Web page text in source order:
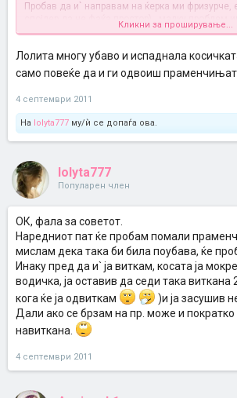
Пробав да и` направам на ќерка ми фризурче,
спојлер да не фаќа простор)...малку проблем
остра и` е косата и нејќеше да
Инаку вчера и ја правев на сестра ми, ама
половина, излегоа преубави локни, баш афро
беше убава косата, штета што немам слика да
Кога бевме мали се виткавме со крпчиња ама
повиткани и поубави локни.
Кликни за проширување...
Лолита многу убаво и испаднала
само повеќе да и ги одвоиш
4 септември 2011
На lolyta777 му/ѝ се допаѓа ова.
lolyta777
Популарен член
ОК, фала за советот.
Наредниот пат ќе пробам помали
мислам дека така би била поубава, ќе
Инаку пред да и` ја виткам, косата ја
водичка, ја оставив да седи така виткана
кога ќе ја одвиткам
)и ја засушив
Дали ако се брзам на пр. може и пократко
навиткана.
4 септември 2011